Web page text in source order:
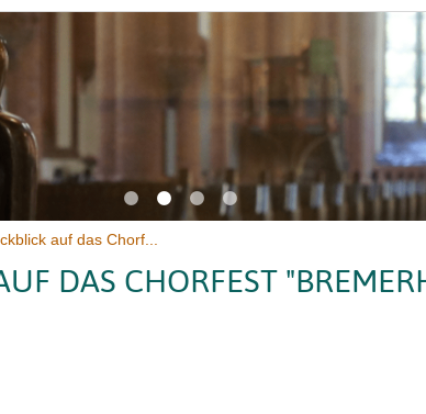
auf das Chorf...
DAS CHORFEST